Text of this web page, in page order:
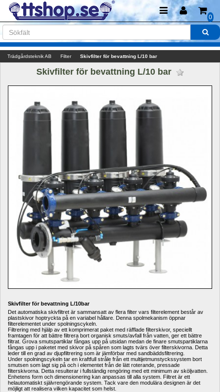
0
Trädgårdsteknik AB Filter Skivfilter för bevattning L/10 bar
Skivfilter för bevattning L/10 bar
Skivfilter för bevattning L/10bar
Det automatiska skivfiltret är sammansatt av flera filter vars filterelement består av
plastskivor hoptryckta på en variabel hållare. Denna spolmekanism öppnar
filterelementet under spolningscykeln.
Filtrering med hjälp av ett komprimerat paket med räfflade filterskivor, speciellt
framtagen för att bättre filtrera bort organisk smuts/avfall från vatten, ger ett bättre
filtrat. Grova smutspartiklar fångas upp på utsidan medan de finare smutspartiklarna
fångas upp i paketet med skivor på spåren som lagts tvärs över filterskivorna. Detta
leder till en grad av djupfiltrering som är jämförbar med sandbäddsfiltrering.
Under spolningscykeln tar en kraftfull stråle från ett multijetmunstyckssystem bort
smutsen som lagt sig på och i elementet från de lätt roterande, pressade
filterskivorna. Detta resulterar i fullständig rengöring med ett minimum av sköljvatten.
Enhetens form och dimensionering kan anpassas till alla system. Filtret är ett
helautomatiskt självrengörande system. Tack vare den modulära designen är det
möjligt att realisera vilken kapacitet som helst.